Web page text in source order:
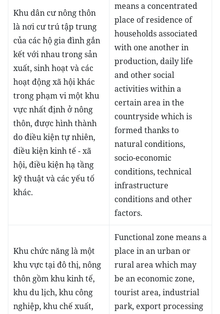
Khu dân cư nông thôn
là nơi cư trú tập trung
của các hộ gia đình gắn
kết với nhau trong sản
xuất, sinh hoạt và các
hoạt động xã hội khác
trong phạm vi một khu
vực nhất định ở nông
thôn, được hình thành
do điều kiện tự nhiên,
điều kiện kinh tế - xã
hội, điều kiện hạ tầng
kỹ thuật và các yếu tố
khác.
means a concentrated
place of residence of
households associated
with one another in
production, daily life
and other social
activities within a
certain area in the
countryside which is
formed thanks to
natural conditions,
socio-economic
conditions, technical
infrastructure
conditions and other
factors.
Khu chức năng là một
khu vực tại đô thị, nông
thôn gồm khu kinh tế,
khu du lịch, khu công
nghiệp, khu chế xuất,
Functional zone means a
place in an urban or
rural area which may
be an economic zone,
tourist area, industrial
park, export processing